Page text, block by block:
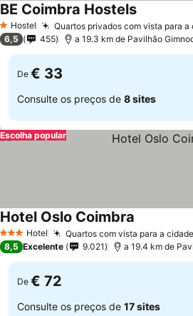
1 Estrelas
Hostel Quartos privados com vista para a
BE Coimbra Hostels
6,5 455 a 19.3 km de Pavilhão
De € 33
Consulte os preços de 8 sites
Escolha popular
3 EstrelasHotel Quartos com vista para a
Hotel Oslo Coimbra
8,5 Excelente 9.021
De € 72
Consulte os preços de 17 sites